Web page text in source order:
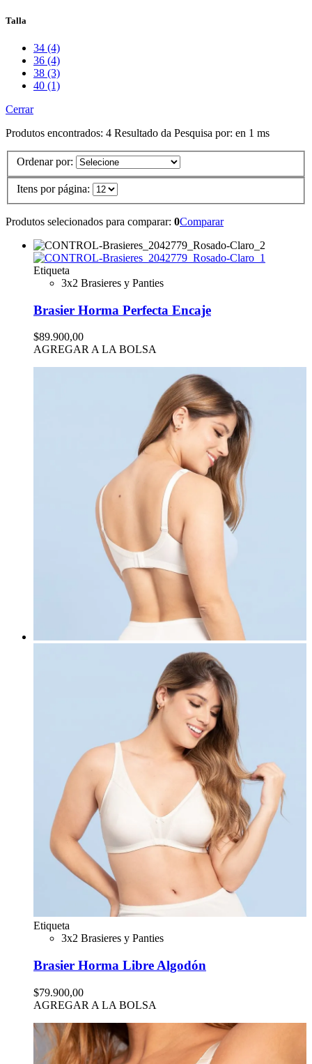
Talla
34 (4)
36 (4)
38 (3)
40 (1)
Cerrar
Produtos encontrados: 4 Resultado da Pesquisa por: en 1 ms
Ordenar por:
Itens por página:
Produtos selecionados para comparar: 0Comparar
Etiqueta
3x2 Brasieres y Panties
Brasier Horma Perfecta Encaje
$89.900,00
AGREGAR A LA BOLSA
Etiqueta
3x2 Brasieres y Panties
Brasier Horma Libre Algodón
$79.900,00
AGREGAR A LA BOLSA